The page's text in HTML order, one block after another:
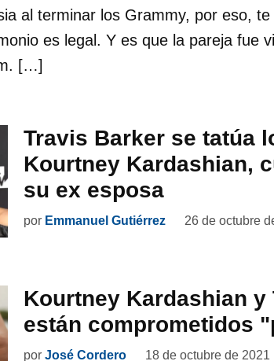
al terminar los Grammy, por eso,
es legal. Y es que la pareja fue
[…]
Travis Barker se tatúa
Kourtney Kardashian,
su ex esposa
por Emmanuel Gutiérrez 26 de octubre
Kourtney Kardashian y
están comprometidos
por José Cordero 18 de octubre de 2021